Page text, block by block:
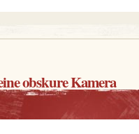
obskure Kamera